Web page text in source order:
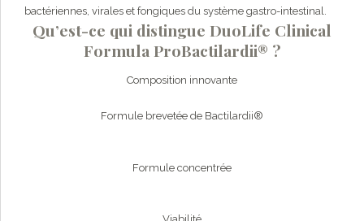
bactériennes, virales et fongiques du système gastro-intestinal.
Qu’est-ce qui distingue DuoLife Clinical
Formula ProBactilardii® ?
Composition innovante
Formule brevetée de Bactilardii®
Formule concentrée